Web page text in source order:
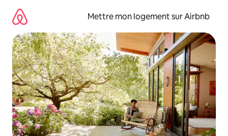
directement
contenu
Mettre mon logement sur Airbnb